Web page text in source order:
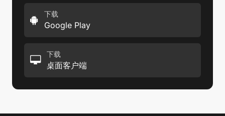
下载
Google Play
下载
桌面客户端